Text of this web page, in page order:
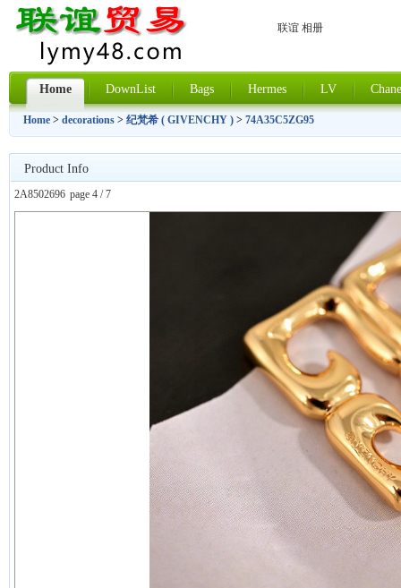
联谊 相册
Home DownList Bags Hermes LV
Home > decorations > 纪梵希 ( GIVENCHY ) > 74A35C5ZG95
Product Info
2A8502696 page 4 / 7
上一张